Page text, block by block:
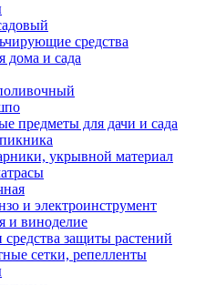
средства
дома и сада
предметы для дачи и сада
укрывной материал
и электроинструмент
и виноделие
средства защиты растений
сетки, репелленты